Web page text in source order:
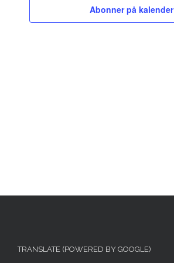
Abonner på kalender
TRANSLATE (POWERED BY GOOGLE)